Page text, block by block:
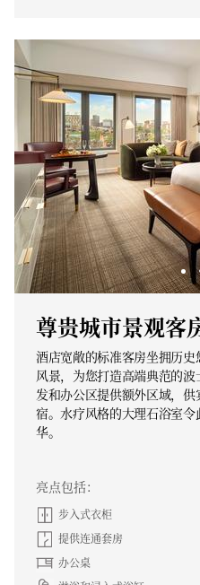
尊贵城市景观客
酒店宽敞的标准客房坐拥历
风景，为您打造高端典范的
发和办公区提供额外区域，
宿。水疗风格的大理石浴室
华。
亮点包括：
步入式衣柜
提供连通套房
办公桌